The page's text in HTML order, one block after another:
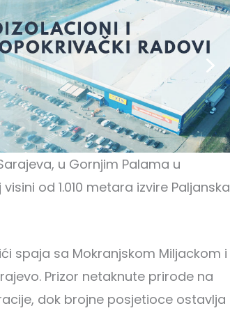
u Gornjim Palama u
od 1.010 metara izvire Paljanska
spaja sa Mokranjskom Miljackom i
Prizor netaknute prirode na
dok brojne posjetioce ostavlja